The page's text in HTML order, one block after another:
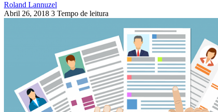
Roland Lannuzel
Abril 26, 2018 3 Tempo de leitura